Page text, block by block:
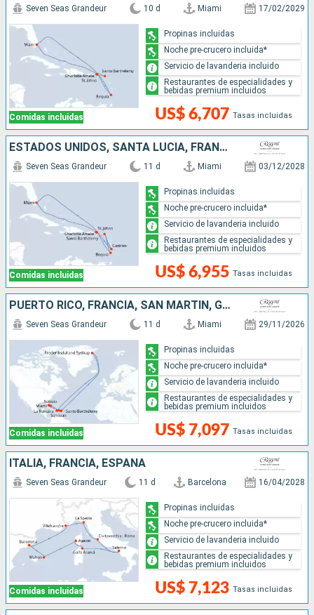
Comidas incluidas
Seven Seas Grandeur 10 d Miami 17/02/2029
US$ 6,707 Tasas incluidas
Propinas incluidas
Noche pre-crucero incluida*
Servicio de lavanderia incluido
Restaurantes de especialidades y
bebidas premium incluidos
ESTADOS UNIDOS, SANTA LUCIA, FRANCIA, SAN VINCENT Y LAS GRANADINAS
Comidas incluidas
Seven Seas Grandeur 11 d Miami 03/12/2028
US$ 6,955 Tasas incluidas
Propinas incluidas
Noche pre-crucero incluida*
Servicio de lavanderia incluido
Restaurantes de especialidades y
bebidas premium incluidos
PUERTO RICO, FRANCIA, SAN MARTÍN, GROENLANDIA, REPÚBLICA DOMINICANA, BAHAMAS, ESTADOS UNIDOS
Comidas incluidas
Seven Seas Grandeur 11 d Miami 29/11/2026
US$ 7,097 Tasas incluidas
Propinas incluidas
Noche pre-crucero incluida*
Servicio de lavanderia incluido
Restaurantes de especialidades y
bebidas premium incluidos
ITALIA, FRANCIA, ESPAÑA
Comidas incluidas
Seven Seas Grandeur 11 d Barcelona 16/04/2028
US$ 7,123 Tasas incluidas
Propinas incluidas
Noche pre-crucero incluida*
Servicio de lavanderia incluido
Restaurantes de especialidades y
bebidas premium incluidos